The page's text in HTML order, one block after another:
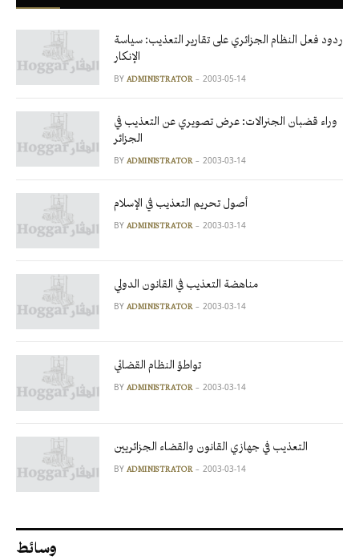
ردود فعل النظام الجزائري على تقارير التعذيب: سياسة
الإنكار
BY ADMINISTRATOR 2003-05-14
وراء قضبان الجنرالات: عرض تصويري عن التعذيب في
الجزائر
BY ADMINISTRATOR 2003-03-14
أصول تحريم التعذيب في الإسلام
BY ADMINISTRATOR 2003-03-14
مناهضة التعذيب في القانون الدولي
BY ADMINISTRATOR 2003-03-14
تواطؤ النظام القضائي
BY ADMINISTRATOR 2003-03-14
التعذيب في جهازي القانون والقضاء الجزائريين
BY ADMINISTRATOR 2003-03-14
وسائط